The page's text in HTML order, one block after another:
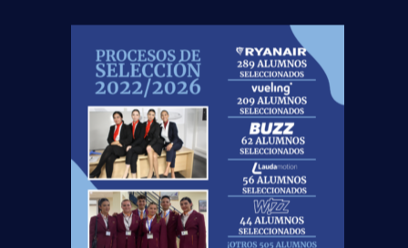
14 alumnos ya están
en Shangai para
trabajar como auxiliar
de vuelo en China
Eastern Airlines
Esta semana nos ha llegado una foto de
nuestros alumnos, a punto de comenzar su
trabajo como auxiliar de vuelo en China
Eastern Airlines. En el[…]